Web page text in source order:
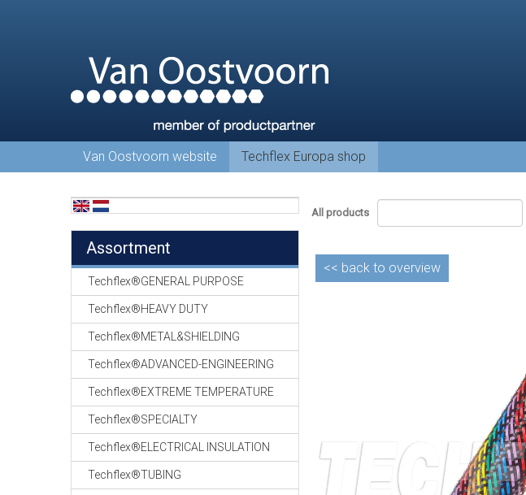
Van Oostvoorn website Techflex Europa shop
Assortment
Techflex®GENERAL PURPOSE
Techflex®HEAVY DUTY
Techflex®METAL&SHIELDING
Techflex®ADVANCED-ENGINEERING
Techflex®EXTREME TEMPERATURE
Techflex®SPECIALTY
Techflex®ELECTRICAL INSULATION
Techflex®TUBING
All products
<< back to overview